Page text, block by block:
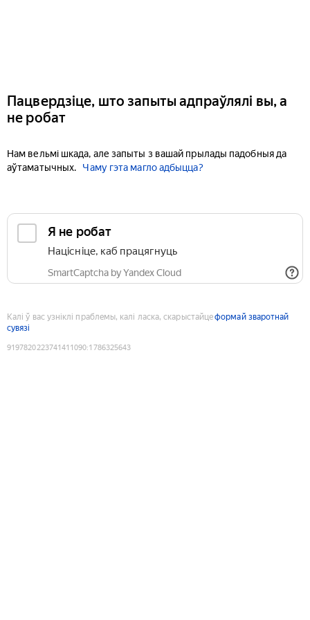
Пацвердзіце, што запыты адпраўлялі вы, а
не робат
Нам вельмі шкада, але запыты з вашай прылады падобныя да
аўтаматычных.
Чаму гэта магло адбыцца?
Я не робат
Націсніце, каб працягнуць
SmartCaptcha by Yandex Cloud
Калі ў вас узніклі праблемы, калі ласка, скарыстайцеформай зваротнай
сувязі
9197820223741411090:1786325643